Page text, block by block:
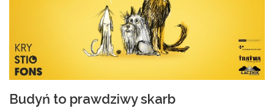
Budyń to prawdziwy skarb